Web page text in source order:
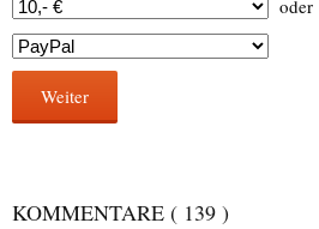
oder
Weiter
KOMMENTARE ( 139 )